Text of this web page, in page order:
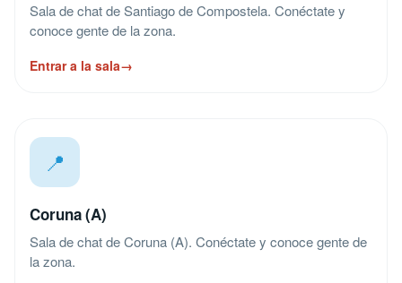
Sala de chat de Santiago de Compostela. Conéctate y
conoce gente de la zona.
Entrar a la sala→
📍
Coruna (A)
Sala de chat de Coruna (A). Conéctate y conoce gente de
la zona.